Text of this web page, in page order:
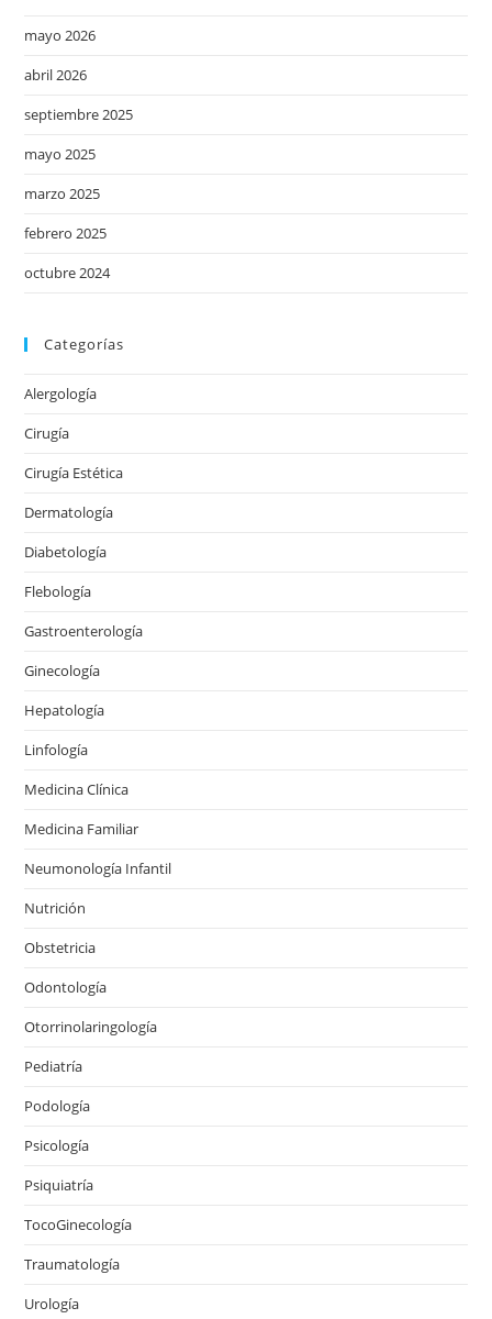
mayo 2026
abril 2026
septiembre 2025
mayo 2025
marzo 2025
febrero 2025
octubre 2024
Categorías
Alergología
Cirugía
Cirugía Estética
Dermatología
Diabetología
Flebología
Gastroenterología
Ginecología
Hepatología
Linfología
Medicina Clínica
Medicina Familiar
Neumonología Infantil
Nutrición
Obstetricia
Odontología
Otorrinolaringología
Pediatría
Podología
Psicología
Psiquiatría
TocoGinecología
Traumatología
Urología